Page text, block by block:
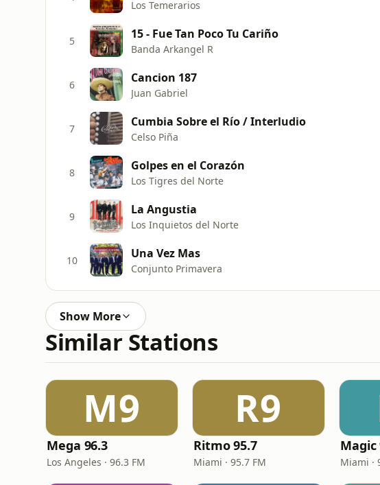
Los Temerarios
5 15 - Fue Tan Poco Tu Cariño
Banda Arkangel R
6 Cancion 187
Juan Gabriel
7 Cumbia Sobre el Río / Interludio
Celso Piña
8 Golpes en el Corazón
Los Tigres del Norte
9 La Angustia
Los Inquietos del Norte
10 Una Vez Mas
Conjunto Primavera
Show More
Similar Stations
M9
Mega 96.3
Los Angeles · 96.3 FM
R9
Ritmo 95.7
Miami · 95.7 FM
Magic
Miami ·